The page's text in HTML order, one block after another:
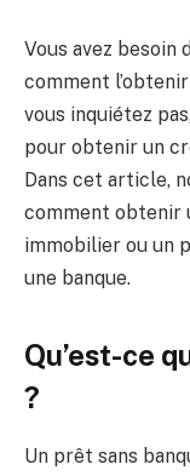
Vous avez besoin
comment
vous inquiétez
pour obtenir un
Dans cet article,
comment obtenir
immobilier ou un
une banque.
Qu’est-ce
?
Un prêt sans